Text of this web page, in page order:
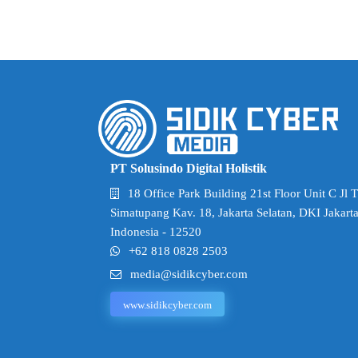
PT Solusindo Digital Holistik
18 Office Park Building 21st Floor Unit C Jl
Simatupang Kav. 18, Jakarta Selatan, DKI
Indonesia - 12520
+62 818 0828 2503
media@sidikcyber.com
www.sidikcyber.com